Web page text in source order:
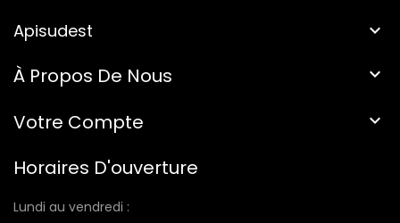
Apisudest 
À Propos De Nous 
Votre Compte 
Horaires D'ouverture
Lundi au vendredi :